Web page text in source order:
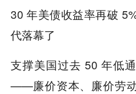
30 年美债收益率再破
代落幕了
支撑美国过去 50 年低
——廉价资本、廉价劳